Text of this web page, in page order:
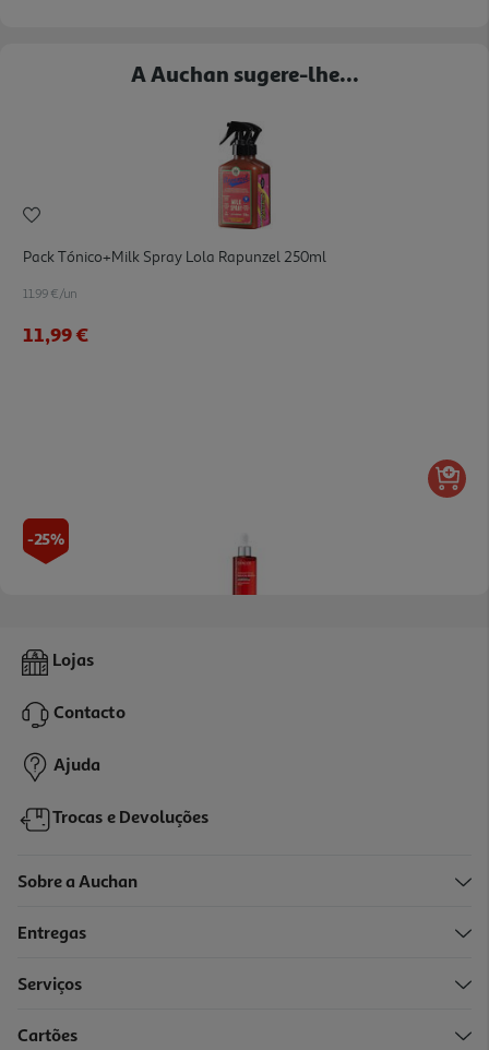
A Auchan sugere-lhe...
Pack Tónico+milk Spray Lola Rapunzel 250ml
11.99 €/un
11,99 €
-25%
Sérum Dercos Aminexil Regen Booster 90 Ml
Price reduced from
49,55 €to
37,16 €
-25%
Lojas
Contacto
Ajuda
Trocas e Devoluções
Sobre a Auchan
Entregas
Serviços
Cartões